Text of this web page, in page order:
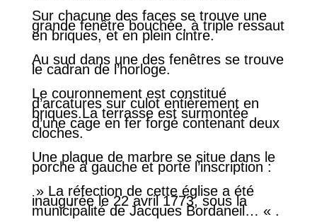
Sur chacune des faces se trouve une
grande fenêtre bouchée, à triple ressaut
en briques, et en plein cintre.
Au sud dans une des fenêtres se trouve
le cadran de l’horloge.
Le couronnement est constitué
d’arcatures sur culot entièrement en
briques.La terrasse est surmontée
d’une cage en fer forgé contenant deux
cloches.
Une plaque de marbre se situe dans le
porche à gauche et porte l’inscription :
» La réfection de cette église a été
inaugurée le 22 avril 1773, sous la
municipalité de Jacques Bordaneil… « .